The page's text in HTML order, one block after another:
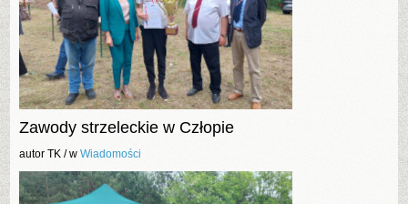
Zawody strzeleckie w Człopie
autor TK /w Wiadomości